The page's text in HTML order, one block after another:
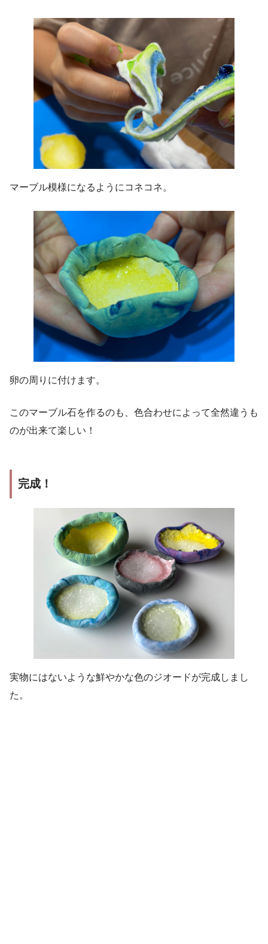
マーブル模様になるようにコネコネ。
卵の周りに付けます。
このマーブル石を作るのも、色合わせによって全然違うも
のが出来て楽しい！
完成！
実物にはないような鮮やかな色のジオードが完成しまし
た。